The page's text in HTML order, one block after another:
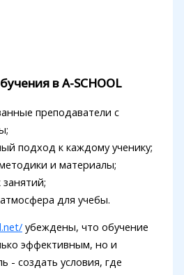
в A-SCHOOL
преподаватели с
подход к каждому ученику;
и материалы;
для учебы.
убеждены, что обучение
эффективным, но и
- создать условия, где